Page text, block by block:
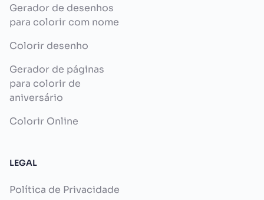
Gerador de desenhos
para colorir com nome
Colorir desenho
Gerador de páginas
para colorir de
aniversário
Colorir Online
LEGAL
Política de Privacidade